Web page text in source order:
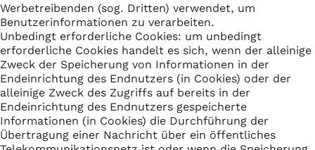
Werbetreibenden (sog. Dritten) verwendet, um
Benutzerinformationen zu verarbeiten.
Unbedingt erforderliche Cookies: um unbedingt
erforderliche Cookies handelt es sich, wenn der alleinige
Zweck der Speicherung von Informationen in der
Endeinrichtung des Endnutzers (in Cookies) oder der
alleinige Zweck des Zugriffs auf bereits in der
Endeinrichtung des Endnutzers gespeicherte
Informationen (in Cookies) die Durchführung der
Übertragung einer Nachricht über ein öffentliches